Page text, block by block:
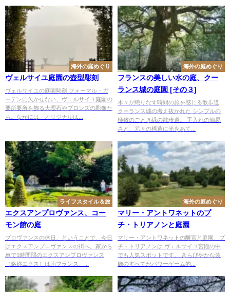
海外の庭めぐり
ヴェルサイユ庭園の壺型彫刻
ヴェルサイユの庭園彫刻 フォーマル・ガ
ーデンに欠かせない、ヴェルサイユ庭園の
要所要所を飾る大理石やブロンズの彫像た
ち。なかには、オリジナルは...
海外の庭めぐり
フランスの美しい水の庭、クー
ランス城の庭園 [その３]
木々が織りなす時間の旅を感じる散歩道
クーランス城の考え抜かれた シンプルの
極致のごとき緑の散歩道。 手入れの簡易
さと、元々の構造に光をあて...
ライフスタイル＆旅
エクスアンプロヴァンス、コー
モン館の庭
プロヴァンスの休日、ということで、今日
はエクスアンプロヴァンスの街へ。家から
車で1時間弱のエクスアンプロヴァンス
（略称エクス）は南フランス、...
海外の庭めぐり
マリー・アントワネットのプ
チ・トリアノンと庭園
マリー・アントワネットの離宮と庭園、プ
チ・トリアノンは ヴェルサイユ宮殿の中
でも人気スポットです。 きらびやかな装
飾のすべてがパワーゲーム的...